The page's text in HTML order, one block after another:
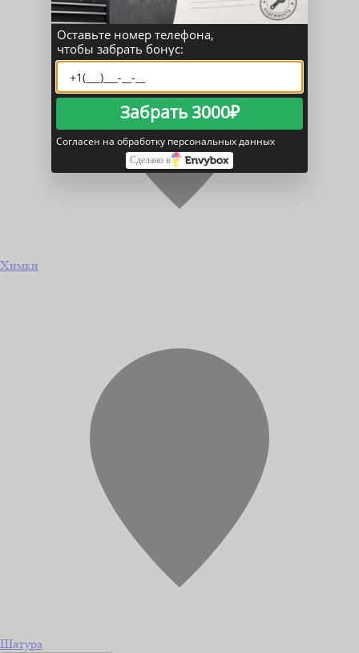
Химки
Шатура
Оставьте номер телефона,
чтобы забрать бонус:
Забрать 3000₽
Согласен на обработку персональных данных
Сделано в